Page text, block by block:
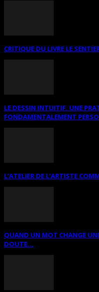
CRITIQUE DU LIVRE LE
LE DESSIN INTUITIF. UNE
FONDAMENTALEMENT
L’ATELIER DE L’ARTISTE
QUAND UN MOT CHANGE
DOUTE...